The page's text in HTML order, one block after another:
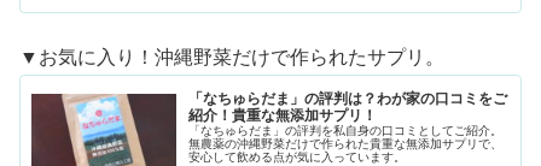
▼お気に入り！沖縄野菜だけで作られたサプリ。
「なちゅらだま」の評判は？わが家の口コミをご
紹介！貴重な無添加サプリ！
「なちゅらだま」の評判を私自身の口コミとしてご紹介。
無農薬の沖縄野菜だけで作られた貴重な無添加サプリで、
安心して飲める点が気に入っています。